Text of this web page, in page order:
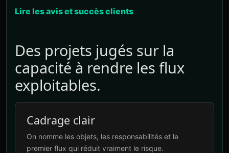
Lire les avis et succès clients
Des projets jugés sur la
capacité à rendre les flux
exploitables.
Cadrage clair
On nomme les objets, les responsabilités et le
premier flux qui réduit vraiment le risque.